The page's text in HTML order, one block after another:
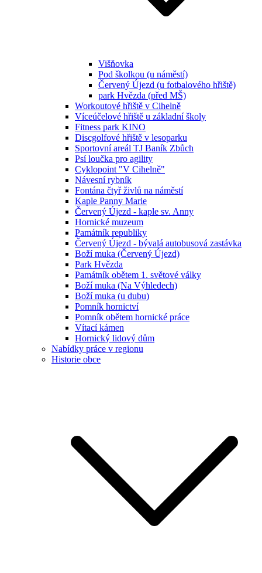
Višňovka
Pod školkou (u náměstí)
Červený Újezd (u fotbalového hřiště)
park Hvězda (před MŠ)
Workoutové hřiště v Cihelně
Víceúčelové hřiště u základní školy
Fitness park KINO
Discgolfové hřiště v lesoparku
Sportovní areál TJ Baník Zbůch
Psí loučka pro agility
Cyklopoint "V Cihelně"
Návesní rybník
Fontána čtyř živlů na náměstí
Kaple Panny Marie
Červený Újezd - kaple sv. Anny
Hornické muzeum
Památník republiky
Červený Újezd - bývalá autobusová zastávka
Boží muka (Červený Újezd)
Park Hvězda
Památník obětem 1. světové války
Boží muka (Na Výhledech)
Boží muka (u dubu)
Pomník hornictví
Pomník obětem hornické práce
Vítací kámen
Hornický lidový dům
Nabídky práce v regionu
Historie obce